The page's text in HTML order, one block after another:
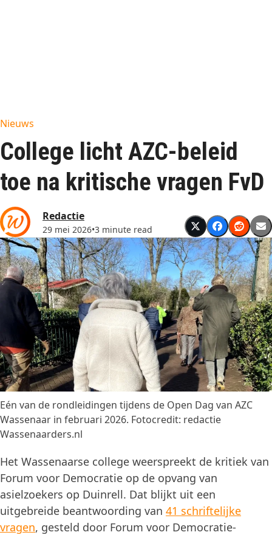
Nieuws
College licht AZC-beleid
toe na kritische vragen FvD
Redactie
29 mei 2026•3 minute read
Eén van de rondleidingen tijdens de Open Dag van AZC
Wassenaar in februari 2026. Fotocredit: redactie
Wassenaarders.nl
Het Wassenaarse college weerspreekt de kritiek van
Forum voor Democratie op de opvang van
asielzoekers op Duinrell. Dat blijkt uit een
uitgebreide beantwoording van 41 schriftelijke
vragen, gesteld door Forum voor Democratie-